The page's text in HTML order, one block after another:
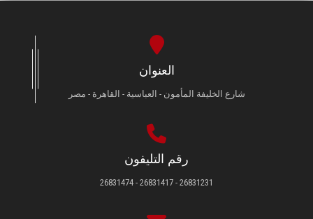
العنوان
شارع الخليفة المأمون - العباسية - القاهرة - مصر
رقم التليفون
26831231 - 26831417 - 26831474